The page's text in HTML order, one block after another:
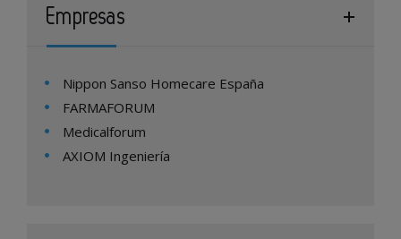
Empresas
Nippon Sanso Homecare España
FARMAFORUM
Medicalforum
AXIOM Ingeniería